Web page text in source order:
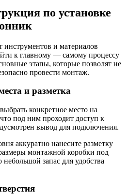
по установке
инструментов и материалов
к главному — самому процессу
этапы, которые позволят не
провести монтаж.
и разметка
конкретное место на
под ним проходит доступ к
вывод для подключения.
аккуратно нанесите разметку
монтажной коробки под
небольшой запас для удобства